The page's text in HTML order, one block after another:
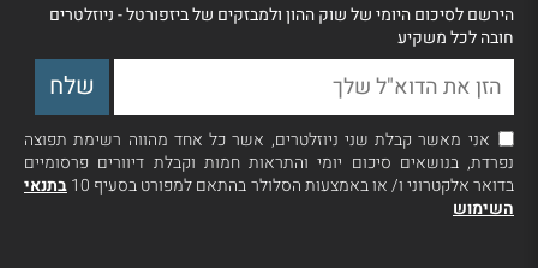
הירשם לסיכום היומי של שוק ההון ולמבזקים של ביזפורטל - ניוזלטרים
חובה לכל משקיע
אני מאשר קבלת שני ניוזלטרים, אשר כל אחד מהווה רשימת תפוצה
נפרדת, בנושאים סיכום יומי והתראות חמות וקבלת דיוורים פרסומיים
בדואר אלקטרוני ו/ או באמצעות הסלולר בהתאם למפורט בסעיף 10
בתנאי
השימוש